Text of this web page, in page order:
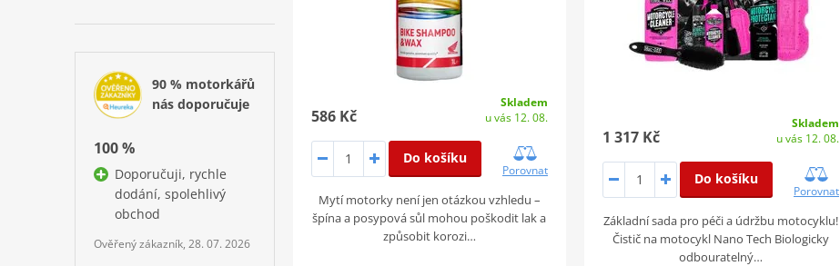
90 % motorkářů
nás doporučuje
100 %
Doporučuji, rychle
dodání, spolehlivý
obchod
Ověřený zákazník, 28. 07. 2026
586 Kč
Skladem
u vás 12. 08.
Do košíku
Porovnat
Mytí motorky není jen otázkou vzhledu –
špína a posypová sůl mohou poškodit lak a
způsobit korozi…
1 317 Kč
Skladem
u vás 12. 08.
Do košíku
Porovnat
Základní sada pro péči a údržbu motocyklu!
Čistič na motocykl Nano Tech Biologicky
odbouratelný…